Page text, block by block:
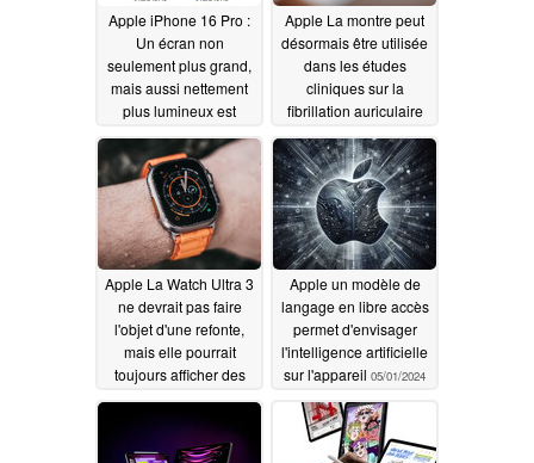
Apple iPhone 16 Pro :
Un écran non
seulement plus grand,
mais aussi nettement
plus lumineux est
attendu05/13/2024
Apple La montre peut
désormais être utilisée
dans les études
cliniques sur la
fibrillation auriculaire
grâce à une nouvelle
autorisation de la FDA
05/03/2024
Apple La Watch Ultra 3
ne devrait pas faire
l'objet d'une refonte,
mais elle pourrait
toujours afficher des
avertissements relatifs
à l'hypertension
05/02/2024
Apple un modèle de
langage en libre accès
permet d'envisager
l'intelligence artificielle
sur l'appareil 05/01/2024